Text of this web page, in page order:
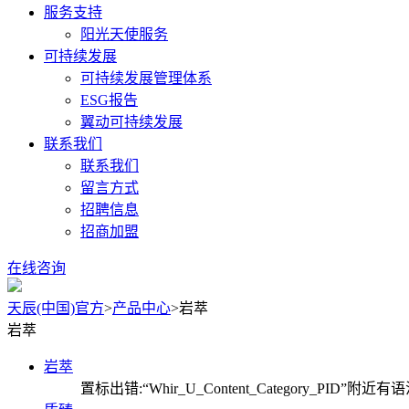
服务支持
阳光天使服务
可持续发展
可持续发展管理体系
ESG报告
翼动可持续发展
联系我们
联系我们
留言方式
招聘信息
招商加盟
在线咨询
天辰(中国)官方>产品中心>岩萃
岩萃
岩萃
置标出错:“Whir_U_Content_Category_PID”附近有语